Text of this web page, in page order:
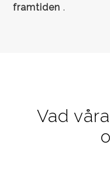
framtiden.
Vad